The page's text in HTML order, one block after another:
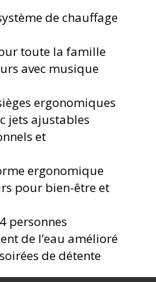
de chauffage
toute la famille
avec musique
ergonomiques
jets ajustables
et
ergonomique
pour bien-être et
personnes
de l’eau amélioré
de détente